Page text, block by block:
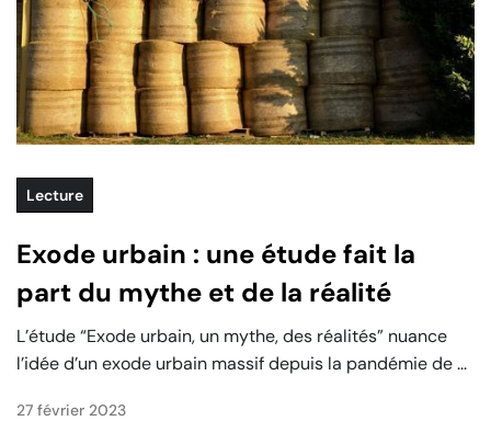
Lecture
Exode urbain : une étude fait la
part du mythe et de la réalité
L’étude “Exode urbain, un mythe, des réalités” nuance
l’idée d’un exode urbain massif depuis la pandémie de ...
27 février 2023